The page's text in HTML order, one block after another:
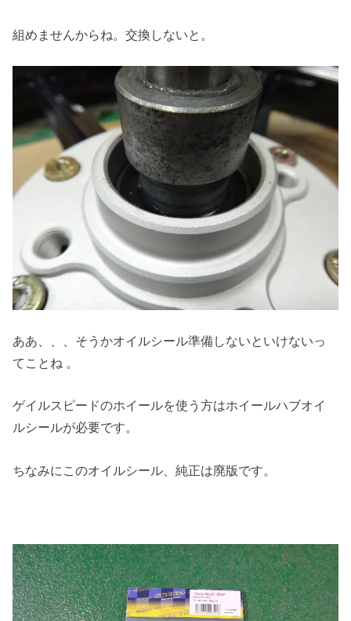
組めませんからね。交換しないと。
ああ、、、そうかオイルシール準備しないといけないっ
てことね 。
ゲイルスピードのホイールを使う方はホイールハブオイ
ルシールが必要です。
ちなみにこのオイルシール、純正は廃版です。